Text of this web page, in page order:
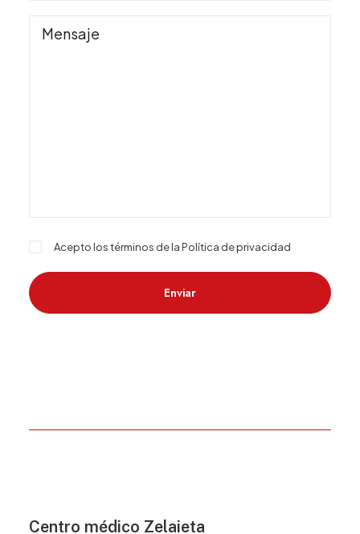
Acepto los términos de la Política de privacidad
Centro médico Zelaieta